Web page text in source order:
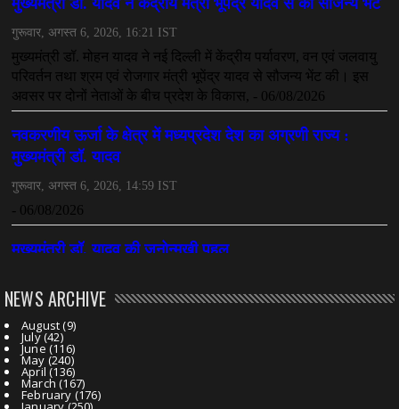
NEWS ARCHIVE
August(9)
July(42)
June(116)
May (240)
April (136)
March (167)
February (176)